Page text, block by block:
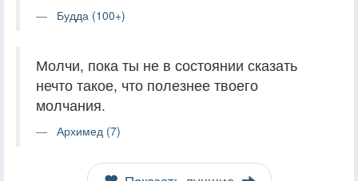
Будда (100+)
Молчи, пока ты не в состоянии сказать
нечто такое, что полезнее твоего
молчания.
Архимед (7)